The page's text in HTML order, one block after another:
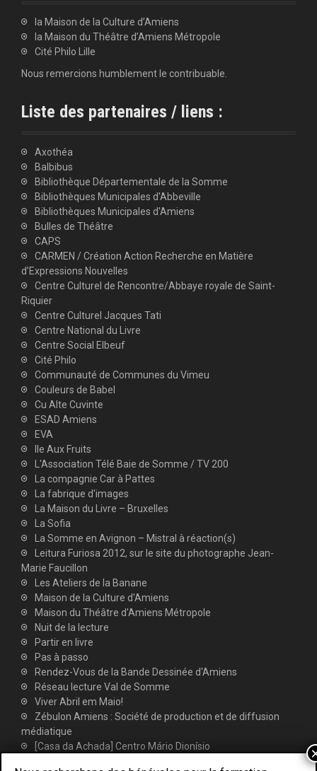
la Maison de la Culture d’Amiens
la Maison du Théâtre d’Amiens Métropole
Cité Philo Lille
Nous remercions humblement le contribuable.
Liste des partenaires / liens :
Axothéa
Balbibus
Bibliothèque Départementale de la Somme
Bibliothèques Municipales d'Abbeville
Bibliothèques Municipales d'Amiens
Bulles de Théâtre
CAPS
CARMEN / Création Action Recherche en Matière
d’Expressions Nouvelles
Centre Culturel de Rencontre/Abbaye royale de Saint-
Riquier
Centre Culturel Jacques Tati
Centre National du Livre
Centre Social Elbeuf
Cité Philo
Communauté de Communes du Vimeu
Couleurs de Babel
Cu Alte Cuvinte
ESAD Amiens
EVA
Ile Aux Fruits
L'Association Télé Baie de Somme / TV 200
La compagnie Car à Pattes
La fabrique d'images
La Maison du Livre – Bruxelles
La Sofia
La Somme en Avignon – Mistral à réaction(s)
Leitura Furiosa 2012, sur le site du photographe Jean-
Marie Faucillon
Les Ateliers de la Banane
Maison de la Culture d'Amiens
Maison du Théâtre d'Amiens Métropole
Nuit de la lecture
Partir en livre
Pas à passo
Rendez-Vous de la Bande Dessinée d'Amiens
Réseau lecture Val de Somme
Viver Abril em Maio!
Zébulon Amiens : Société de production et de diffusion
médiatique
[Casa da Achada] Centro Mário Dionísio